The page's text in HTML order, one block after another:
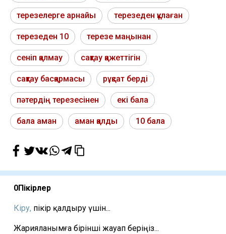
терезелерге арнайы терезеден құлаған
терезеден 10 терезе маңынан
сеніп қалмау сақтау қажеттігін
сақтау басқармасы рұқсат берді
пәтердің терезесінен екі бала
бала аман аман қалды 10 бала
0Пікірлер
Кіру, пікір қалдыру үшін...
Жарияланымға бірінші жауап беріңіз...